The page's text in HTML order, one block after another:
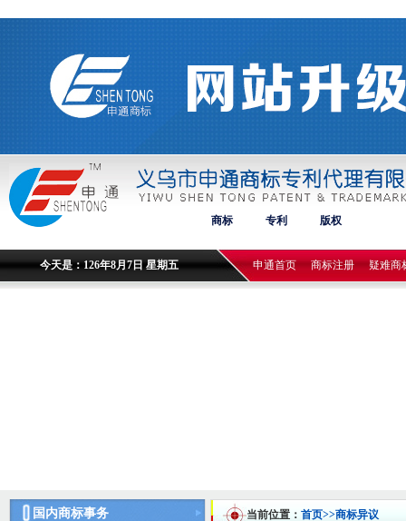
商标 专利 版权
今天是：126年8月7日 星期五 申通首页 商标注册 疑难商
当前位置： 首页>>商标异议
国内商标事务